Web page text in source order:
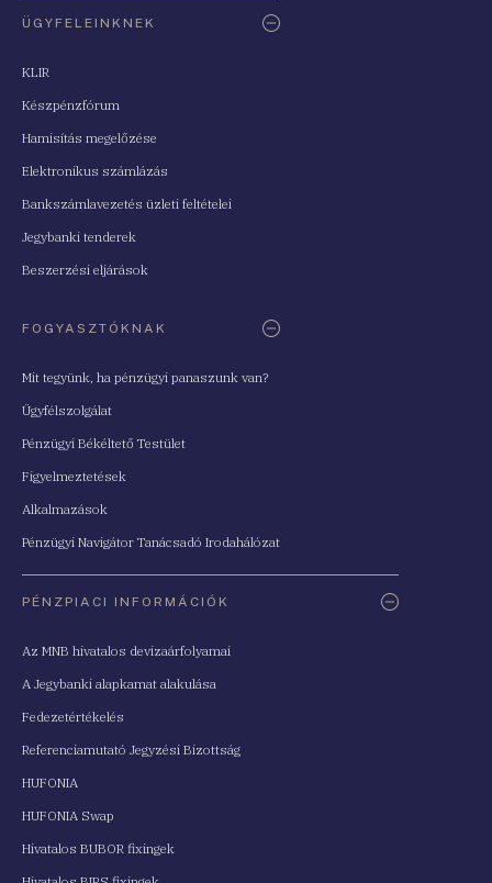
ÜGYFELEINKNEK
KLIR
Készpénzfórum
Hamisítás megelőzése
Elektronikus számlázás
Bankszámlavezetés üzleti feltételei
Jegybanki tenderek
Beszerzési eljárások
FOGYASZTÓKNAK
Mit tegyünk, ha pénzügyi panaszunk van?
Ügyfélszolgálat
Pénzügyi Békéltető Testület
Figyelmeztetések
Alkalmazások
Pénzügyi Navigátor Tanácsadó Irodahálózat
PÉNZPIACI INFORMÁCIÓK
Az MNB hivatalos devizaárfolyamai
A Jegybanki alapkamat alakulása
Fedezetértékelés
Referenciamutató Jegyzési Bizottság
HUFONIA
HUFONIA Swap
Hivatalos BUBOR fixingek